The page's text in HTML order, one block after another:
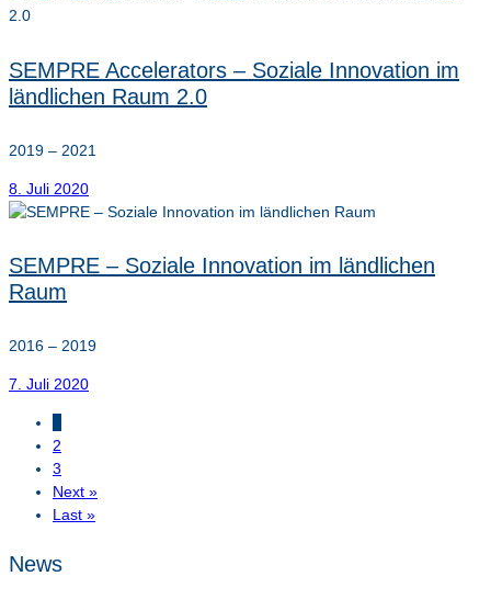
SEMPRE Accelerators – Soziale Innovation im
ländlichen Raum 2.0
2019 – 2021
8. Juli 2020
SEMPRE – Soziale Innovation im ländlichen
Raum
2016 – 2019
7. Juli 2020
2
3
Next »
Last »
News